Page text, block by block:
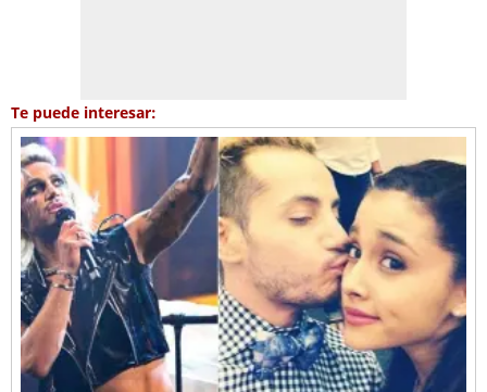
Te puede interesar: